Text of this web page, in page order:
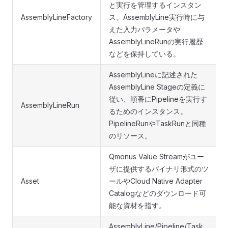
AssemblyLineFactory
と実行を管理するインスタン
ス。AssemblyLine実行時に与
えた入力パラメータや
AssemblyLineRunの実行履歴
などを保持している。
AssemblyLineRun
AssemblyLineに記述された
AssemblyLine Stageの定義に
従い、順番にPipelineを実行す
るためのインスタンス。
PipelineRunやTaskRunと同種
のリソース。
Asset
Qmonus Value Streamがユー
ザに提供するバイナリ形式のツ
ールやCloud Native Adapter
Catalogなどのダウンロード可
能な資材を指す。